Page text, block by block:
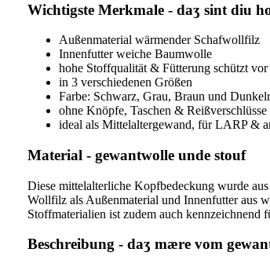
Wichtigste Merkmale - daʒ sint diu
Außenmaterial wärmender Schafwollfilz
Innenfutter weiche Baumwolle
hohe Stoffqualität & Fütterung schützt
in 3 verschiedenen Größen
Farbe: Schwarz, Grau, Braun und
ohne Knöpfe, Taschen & Reißverschlüsse
ideal als Mittelaltergewand, für LARP &
Material - gewantwolle unde stouf
Diese mittelalterliche Kopfbedeckung wurde
Wollfilz als Außenmaterial und Innenfutter aus
Stoffmaterialien ist zudem auch
Beschreibung - daʒ mære vom